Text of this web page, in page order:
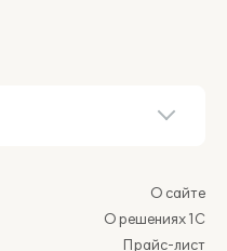
О сайте
О решениях 1С
Прайс-лист